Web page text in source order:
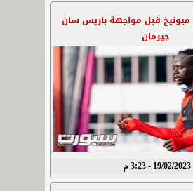
ميونيخ قبل مواجهة باريس سان
جيرمان
19/02/2023 - 3:23 م